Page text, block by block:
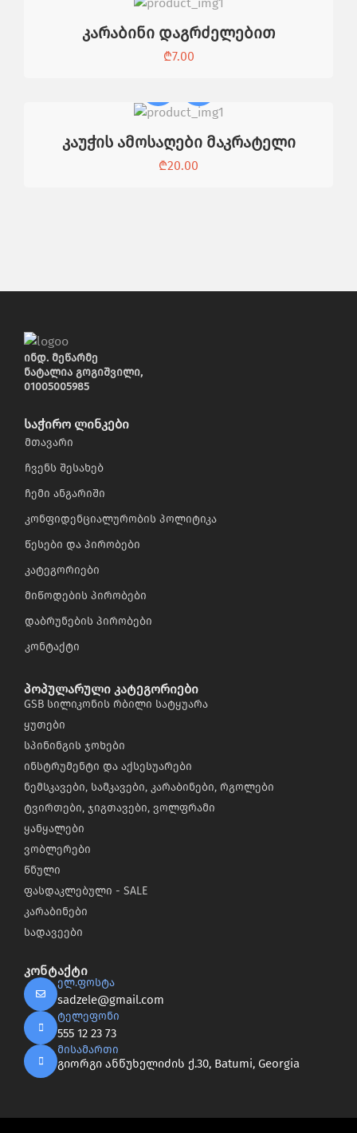
კარაბინი დაგრძელებით
₾7.00
კაუჭის ამოსაღები მაკრატელი
₾20.00
ინდ. მეწარმე
ნატალია გოგიშვილი,
01005005985
საჭირო ლინკები
მთავარი
ჩვენს შესახებ
ჩემი ანგარიში
კონფიდენციალურობის პოლიტიკა
წესები და პირობები
კატეგორიები
მიწოდების პირობები
დაბრუნების პირობები
კონტაქტი
პოპულარული კატეგორიები
GSB სილიკონის რბილი სატყუარა
ყუთები
სპინინგის ჯოხები
ინსტრუმენტი და აქსესუარები
ნემსკავები, სამკავები, კარაბინები, რგოლები
ტვირთები, ჯიგთავები, ვოლფრამი
ყანყალები
ვობლერები
წნული
ფასდაკლებული - SALE
კარაბინები
სადავეები
კონტაქტი
ელ.ფოსტა
sadzele@gmail.com
ტელეფონი
555 12 23 73
მისამართი
გიორგი ანწუხელიძის ქ.30, Batumi, Georgia